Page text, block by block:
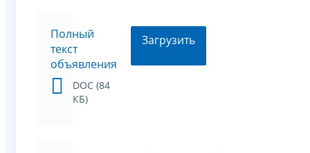
Полный
текст
объявления
DOC (84
КБ)
Загрузить